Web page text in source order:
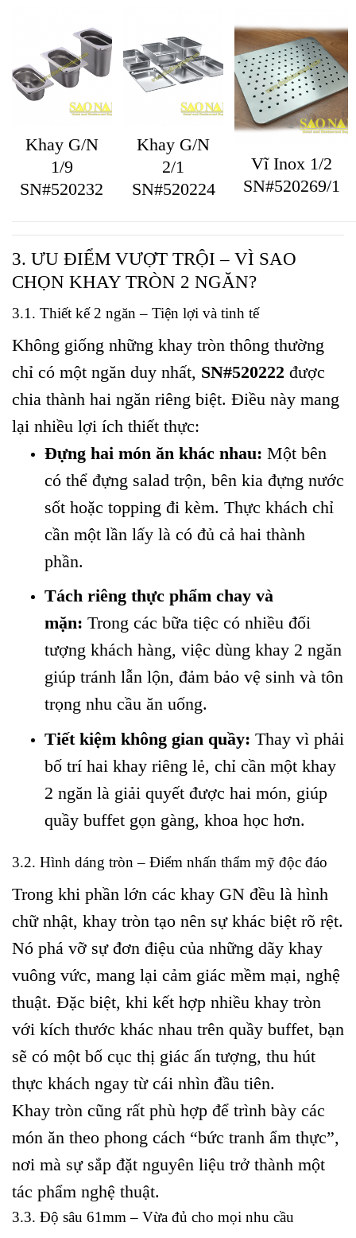
Khay G/N
1/9
SN#520232
Khay G/N
2/1
SN#520224
Vĩ Inox 1/2
SN#520269/1
3. ƯU ĐIỂM VƯỢT TRỘI – VÌ SAO
CHỌN KHAY TRÒN 2 NGĂN?
3.1. Thiết kế 2 ngăn – Tiện lợi và tinh tế
Không giống những khay tròn thông thường
chỉ có một ngăn duy nhất, SN#520222 được
chia thành hai ngăn riêng biệt. Điều này mang
lại nhiều lợi ích thiết thực:
Đựng hai món ăn khác nhau: Một bên
có thể đựng salad trộn, bên kia đựng nước
sốt hoặc topping đi kèm. Thực khách chỉ
cần một lần lấy là có đủ cả hai thành
phần.
Tách riêng thực phẩm chay và
mặn: Trong các bữa tiệc có nhiều đối
tượng khách hàng, việc dùng khay 2 ngăn
giúp tránh lẫn lộn, đảm bảo vệ sinh và tôn
trọng nhu cầu ăn uống.
Tiết kiệm không gian quầy: Thay vì phải
bố trí hai khay riêng lẻ, chỉ cần một khay
2 ngăn là giải quyết được hai món, giúp
quầy buffet gọn gàng, khoa học hơn.
3.2. Hình dáng tròn – Điểm nhấn thẩm mỹ độc đáo
Trong khi phần lớn các khay GN đều là hình
chữ nhật, khay tròn tạo nên sự khác biệt rõ rệt.
Nó phá vỡ sự đơn điệu của những dãy khay
vuông vức, mang lại cảm giác mềm mại, nghệ
thuật. Đặc biệt, khi kết hợp nhiều khay tròn
với kích thước khác nhau trên quầy buffet, bạn
sẽ có một bố cục thị giác ấn tượng, thu hút
thực khách ngay từ cái nhìn đầu tiên.
Khay tròn cũng rất phù hợp để trình bày các
món ăn theo phong cách “bức tranh ẩm thực”,
nơi mà sự sắp đặt nguyên liệu trở thành một
tác phẩm nghệ thuật.
3.3. Độ sâu 61mm – Vừa đủ cho mọi nhu cầu